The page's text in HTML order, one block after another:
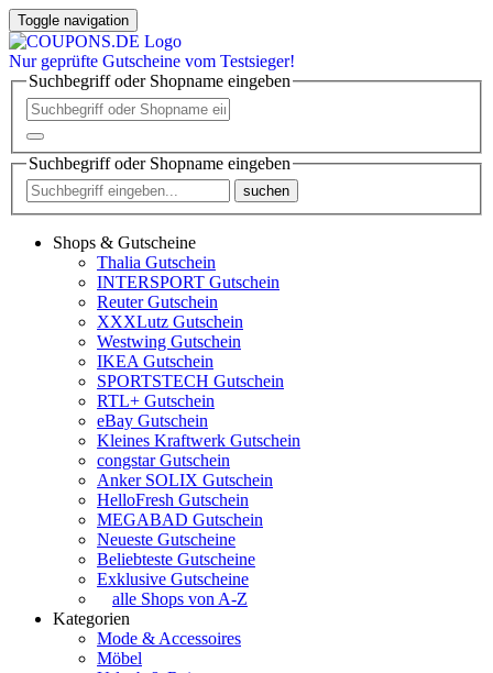
Toggle navigation
Nur geprüfte Gutscheine vom Testsieger!
Suchbegriff oder Shopname eingeben
Suchbegriff oder Shopname eingeben
suchen
Shops & Gutscheine
Thalia Gutschein
INTERSPORT Gutschein
Reuter Gutschein
XXXLutz Gutschein
Westwing Gutschein
IKEA Gutschein
SPORTSTECH Gutschein
RTL+ Gutschein
eBay Gutschein
Kleines Kraftwerk Gutschein
congstar Gutschein
Anker SOLIX Gutschein
HelloFresh Gutschein
MEGABAD Gutschein
Neueste Gutscheine
Beliebteste Gutscheine
Exklusive Gutscheine
alle Shops von A-Z
Kategorien
Mode & Accessoires
Möbel